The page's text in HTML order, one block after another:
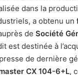
dans la
a obtenu un
de Société
est destinée à
presse de dernière
CX 104-6+L,